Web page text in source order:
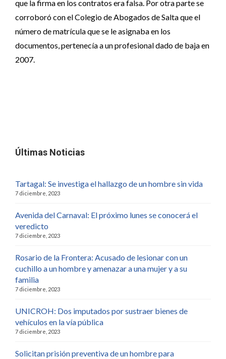
que la firma en los contratos era falsa. Por otra parte se
corroboró con el Colegio de Abogados de Salta que el
número de matrícula que se le asignaba en los
documentos, pertenecía a un profesional dado de baja en
2007.
Últimas Noticias
Tartagal: Se investiga el hallazgo de un hombre sin vida
7 diciembre, 2023
Avenida del Carnaval: El próximo lunes se conocerá el
veredicto
7 diciembre, 2023
Rosario de la Frontera: Acusado de lesionar con un
cuchillo a un hombre y amenazar a una mujer y a su
familia
7 diciembre, 2023
UNICROH: Dos imputados por sustraer bienes de
vehículos en la vía pública
7 diciembre, 2023
Solicitan prisión preventiva de un hombre para